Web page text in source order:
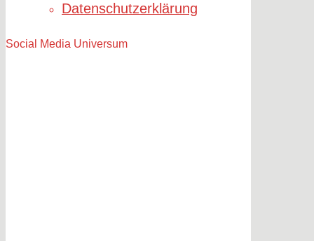
Datenschutzerklärung
Social Media Universum